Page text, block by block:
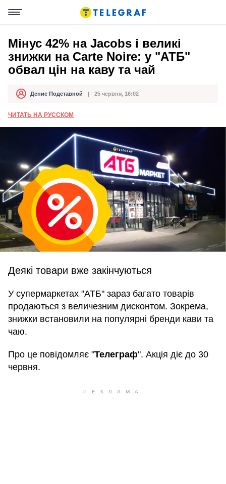
Мінус 42% на Jacobs і великі
знижки на Carte Noire: у "АТБ"
обвал цін на каву та чай
АвторДенис Подставной
Дата публікації 25 червня, 16:02
ЧИТАТЬ НА РУССКОМ
Деякі товари вже закінчуються
У супермаркетах "АТБ" зараз багато товарів
продаються з величезним дисконтом. Зокрема,
знижки встановили на популярні бренди кави та
чаю.
Про це повідомляє "Телеграф". Акція діє до 30
червня.